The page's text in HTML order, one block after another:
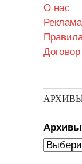
О нас
Архивы